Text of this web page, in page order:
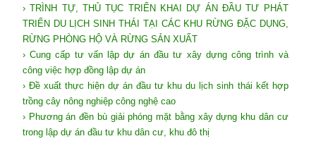
› TRÌNH TỰ, THỦ TỤC TRIỂN KHAI DỰ ÁN ĐẦU TƯ PHÁT
TRIỂN DU LỊCH SINH THÁI TẠI CÁC KHU RỪNG ĐẶC DỤNG,
RỪNG PHÒNG HỘ VÀ RỪNG SẢN XUẤT
› Cung cấp tư vấn lập dự án đầu tư xây dựng công trình và
công việc hợp đồng lập dự án
› Đề xuất thực hiện dự án đầu tư khu du lịch sinh thái kết hợp
trồng cây nông nghiệp công nghệ cao
› Phương án đền bù giải phóng mặt bằng xây dựng khu dân cư
trong lập dự án đầu tư khu dân cư, khu đô thị